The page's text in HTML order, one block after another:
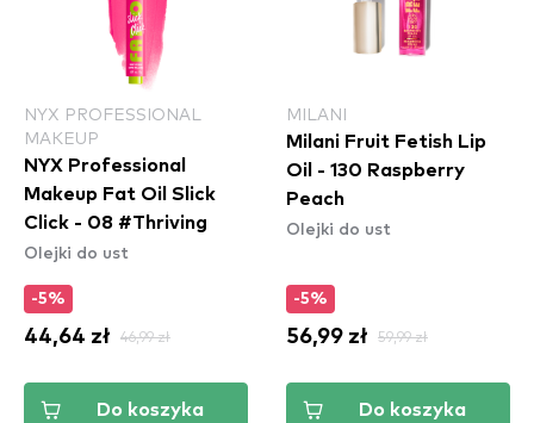
NYX PROFESSIONAL
MAKEUP
NYX Professional
Makeup Fat Oil Slick
Click - 08 #Thriving
Olejki do ust
-5%
44,64 zł 46,99 zł
Do koszyka
MILANI
Milani Fruit Fetish Lip
Oil - 130 Raspberry
Peach
Olejki do ust
-5%
56,99 zł 59,99 zł
Do koszyka